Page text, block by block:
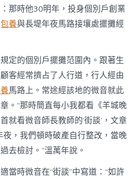
那時他30明年，投身個別戶創業
包養與長堤年夜馬路接壤處擺攤經
定的個別戶擺攤范圍內。跟著生
客經常擠占了人行道，行人經由
馬路上。常途經該地的微音就此
。“那時簡直每小我都看《羊城晚
就看微音師長教師的‘街談’，文章
夜，我們頓時破產自行整改，當晚
去檢討。”溫萬年說。
當時微音在“街談”中寫道：“如許